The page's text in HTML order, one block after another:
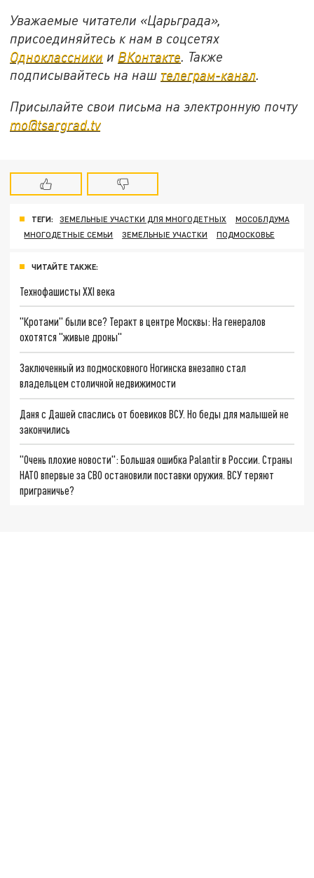
Уважаемые читатели «Царьграда»,
присоединяйтесь к нам в соцсетях
Одноклассники и ВКонтакте . Также
подписывайтесь на наш телеграм-канал
Присылайте свои письма на электронную почту
mo@tsargrad.tv
ТЕГИ: ЗЕМЕЛЬНЫЕ УЧАСТКИ ДЛЯ МНОГОДЕТНЫХ
МОСОБЛДУМА
МНОГОДЕТНЫЕ СЕМЬИ
ЗЕМЕЛЬНЫЕ УЧАСТКИ ПОДМОСКОВЬЕ
ЧИТАЙТЕ ТАКЖЕ:
Технофашисты XXI века
"Кротами" были все? Теракт в центре Москвы: На генералов
охотятся "живые дроны"
Заключенный из подмосковного Ногинска внезапно стал
владельцем столичной недвижимости
Даня с Дашей спаслись от боевиков ВСУ. Но беды для малышей не
закончились
"Очень плохие новости": Большая ошибка Palantir в России. Страны
НАТО впервые за СВО остановили поставки оружия. ВСУ теряют
приграничье?